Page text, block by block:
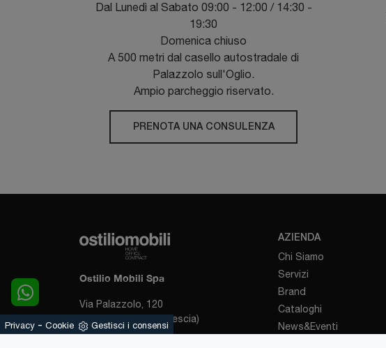
Dal Lunedì al Sabato 09:00 - 12:00 / 14:30 -
19:30
Domenica chiuso
A 500 metri dal casello autostradale di
Palazzolo sull'Oglio.
Ampio parcheggio riservato.
PRENOTA UNA CONSULENZA
Ostilio Mobili Spa
Via Palazzolo, 120
25031 - Capriolo (Brescia)
AZIENDA
Chi Siamo
Servizi
Brand
Cataloghi
News&Eventi
Privacy - Cookie Gestisci i consensi